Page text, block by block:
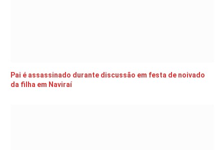
Pai é assassinado durante discussão em festa de noivado
da filha em Naviraí